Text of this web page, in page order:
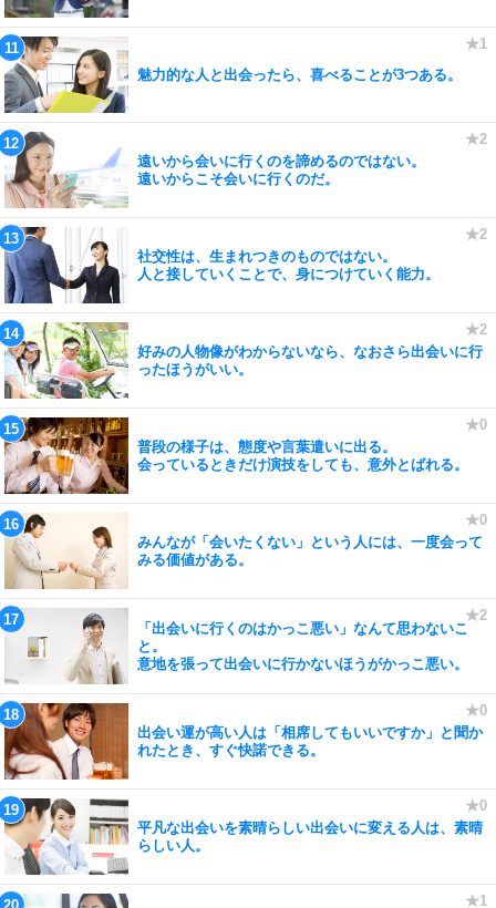
魅力的な人と出会ったら、喜べることが3つある。
遠いから会いに行くのを諦めるのではない。
遠いからこそ会いに行くのだ。
社交性は、生まれつきのものではない。
人と接していくことで、身につけていく能力。
好みの人物像がわからないなら、なおさら出会いに行
ったほうがいい。
普段の様子は、態度や言葉遣いに出る。
会っているときだけ演技をしても、意外とばれる。
みんなが「会いたくない」という人には、一度会って
みる価値がある。
「出会いに行くのはかっこ悪い」なんて思わないこ
と。
意地を張って出会いに行かないほうがかっこ悪い。
出会い運が高い人は「相席してもいいですか」と聞か
れたとき、すぐ快諾できる。
平凡な出会いを素晴らしい出会いに変える人は、素晴
らしい人。